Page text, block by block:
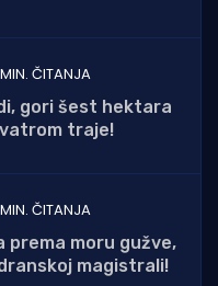
MIN. ČITANJA
gori šest hektara
traje!
MIN. ČITANJA
prema moru gužve,
magistrali!